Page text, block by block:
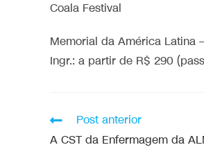
Coala Festival
Memorial da América Latina
Ingr.: a partir de R$ 290
Post anterior
A CST da Enfermagem da